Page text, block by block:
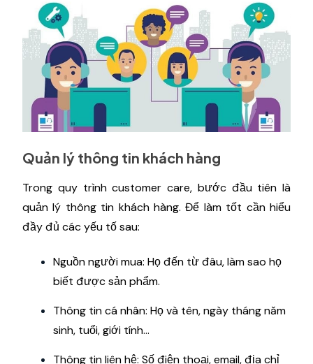
Quản lý thông tin khách hàng
Trong quy trình customer care, bước đầu tiên là
quản lý thông tin khách hàng. Để làm tốt cần hiểu
đầy đủ các yếu tố sau:
Nguồn người mua: Họ đến từ đâu, làm sao họ
biết được sản phẩm.
Thông tin cá nhân: Họ và tên, ngày tháng năm
sinh, tuổi, giới tính...
Thông tin liên hệ: Số điện thoại, email, địa chỉ